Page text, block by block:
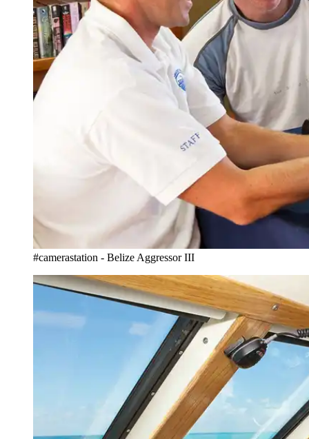
#camerastation - Belize Aggressor III